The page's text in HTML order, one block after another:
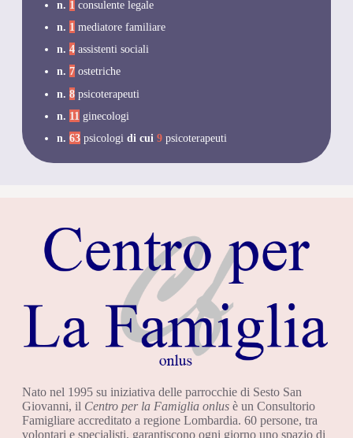
n. 1 consulente legale
n. 1 mediatore familiare
n. 4 assistenti sociali
n. 7 ostetriche
n. 8 psicoterapeuti
n. 11 ginecologi
n. 63 psicologi di cui 9 psicoterapeuti
Nato nel 1995 su iniziativa delle parrocchie di Sesto San
Giovanni, il Centro per la Famiglia onlus è un Consultorio
Famigliare accreditato a regione Lombardia. 60 persone, tra
volontari e specialisti, garantiscono ogni giorno uno spazio di